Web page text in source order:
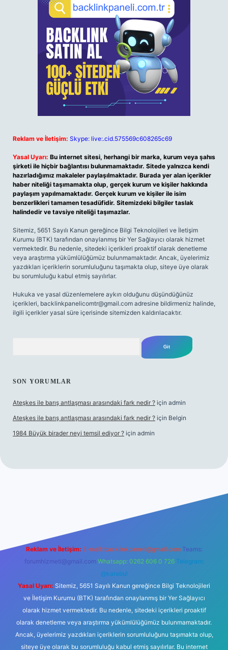
Reklam ve İletişim: Skype: live:.cid.575569c608265c69
Yasal Uyarı: Bu internet sitesi, herhangi bir marka, kurum veya şahıs
şirketi ile hiçbir bağlantısı bulunmamaktadır. Sitede yalnızca kendi
hazırladığımız makaleler paylaşılmaktadır. Burada yer alan içerikler
haber niteliği taşımamakta olup, gerçek kurum ve kişiler hakkında
paylaşım yapılmamaktadır. Gerçek kurum ve kişiler ile isim
benzerlikleri tamamen tesadüfidir. Sitemizdeki bilgiler taslak
halindedir ve tavsiye niteliği taşımazlar.
Sitemiz, 5651 Sayılı Kanun gereğince Bilgi Teknolojileri ve İletişim
Kurumu (BTK) tarafından onaylanmış bir Yer Sağlayıcı olarak hizmet
vermektedir. Bu nedenle, sitedeki içerikleri proaktif olarak denetleme
veya araştırma yükümlülüğümüz bulunmamaktadır. Ancak, üyelerimiz
yazdıkları içeriklerin sorumluluğunu taşımakta olup, siteye üye olarak
bu sorumluluğu kabul etmiş sayılırlar.
Hukuka ve yasal düzenlemelere aykırı olduğunu düşündüğünüz
içerikleri, backlinkpanelicomtr@gmail.com adresine bildirmeniz halinde,
ilgili içerikler yasal süre içerisinde sitemizden kaldırılacaktır.
SON YORUMLAR
Ateşkes ile barış antlaşması arasındaki fark nedir ? için admin
Ateşkes ile barış antlaşması arasındaki fark nedir ? için Belgin
1984 Büyük birader neyi temsil ediyor ? için admin
Reklam ve İletişim: E-mail: backlinkpaneli@gmail.com Teams:
forumhizmeti@gmail.com Whatsapp: 0262 606 0 726 Telegram:
@karabul
Yasal Uyarı: Sitemiz, 5651 Sayılı Kanun gereğince Bilgi Teknolojileri
ve İletişim Kurumu (BTK) tarafından onaylanmış bir Yer Sağlayıcı
olarak hizmet vermektedir. Bu nedenle, sitedeki içerikleri proaktif
olarak denetleme veya araştırma yükümlülüğümüz bulunmamaktadır.
Ancak, üyelerimiz yazdıkları içeriklerin sorumluluğunu taşımakta olup,
siteye üye olarak bu sorumluluğu kabul etmiş sayılırlar. Bu internet